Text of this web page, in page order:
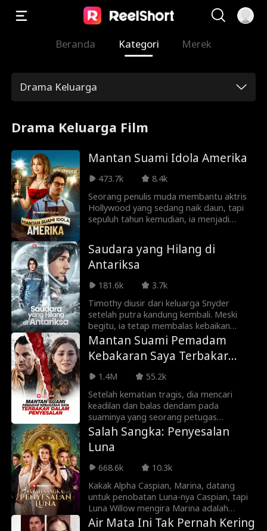
Beranda Kategori Merek
Drama Keluarga
Drama Keluarga Film
Mantan Suami Idola Amerika
473.7k
8.4k
Seorang penulis muda membantu aktris
Hollywood yang sedang naik daun, tapi
sepuluh tahun kemudian, ia menjadi
diakui. Ketika mantan kekasih sang istri
muncul kembali, Daniel memutuskan
untuk menceraikan Bintang Amerika.
mungkin sudah terlambat.
Saudara yang Hilang di
Antariksa
181.6k
3.7k
Timothy diusir dari keluarga Snyder
setelah putra kandung kembali. Meski
begitu, ia tetap membalas kebaikan
mereka dan menjadi relawan misi
penyelamatan umat manusia. Bertahun-
tahun kemudian, Timothy dipuja sebagai
pahlawan di Planet Artemis— sementara
keluarganya menyesal terlalu lambat.
Mantan Suami Pemadam
Kebakaran Saya Terbakar
dalam Penyesalan
1.4M
55.2k
Setelah kematian tragis, dia mencari
keadilan dan balas dendam pada
suaminya yang seorang petugas
pemadam kebakaran, tapi dia memilih
untuk menyelamatkan mantan kekasihnya.
Diliputi kesedihan dan amarah, dia
menganggap istrinya bertanggung jawab
atas kematian kekasihnya.
Salah Sangka: Penyesalan
Luna
668.6k
10.3k
Kakak Alpha Caspian, Marina, datang
untuk penobatan Luna-nya Caspian, tapi
Luna Willow mengira Marina adalah
wanita simpanan liar. Terbakar api
Air Mata Ini Tak Pernah Kering